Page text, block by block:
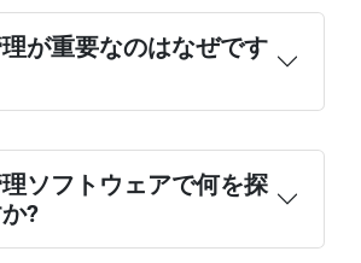
が重要なのはなぜです
ソフトウェアで何を探
?